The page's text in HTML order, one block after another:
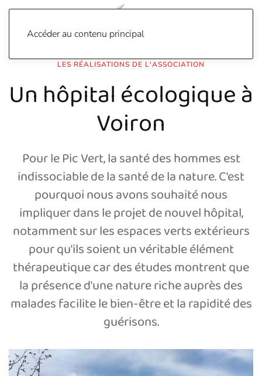
Accéder au contenu principal
LES RÉALISATIONS DE L'ASSOCIATION
Un hôpital écologique à
Voiron
Pour le Pic Vert, la santé des hommes est
indissociable de la santé de la nature. C'est
pourquoi nous avons souhaité nous
impliquer dans le projet de nouvel hôpital,
notamment sur les espaces verts extérieurs
pour qu'ils soient un véritable élément
thérapeutique car des études montrent que
la présence d'une nature riche auprès des
malades facilite le bien-être et la rapidité des
guérisons.